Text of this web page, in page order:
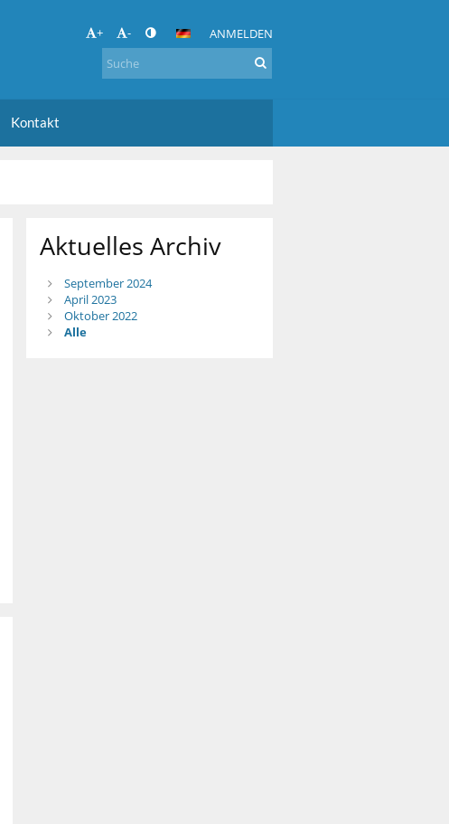
+ - ANMELDEN
Kontakt
Aktuelles Archiv
September 2024
April 2023
Oktober 2022
Alle